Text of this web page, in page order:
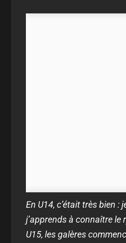
En U14, c’était très bien :
j’apprends à connaître le
U15, les galères